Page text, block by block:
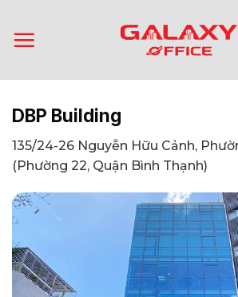
qua
nội
DBP Building
135/24-26 Nguyễn Hữu Cảnh,
(Phường 22, Quận Bình Thạnh)